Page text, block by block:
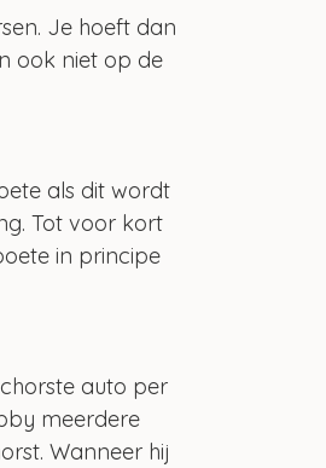
Je hoeft dan
ook niet op de
als dit wordt
Tot voor kort
in principe
auto per
meerdere
Wanneer hij